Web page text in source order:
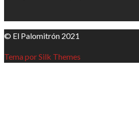
© El Palomitrón 2021
Tema por Silk Themes